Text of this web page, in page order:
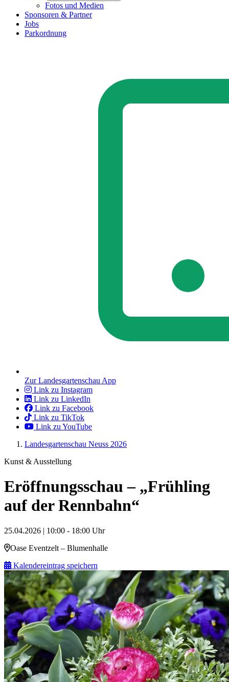
Fotos und Medien
Sponsoren & Partner
Jobs
Parkordnung
Zur Landesgartenschau App
Link zu Instagram
Link zu LinkedIn
Link zu Facebook
Link zu TikTok
Link zu YouTube
Landesgartenschau Neuss 2026
Kunst & Ausstellung
Eröffnungsschau – „Frühling
auf der Rennbahn“
25.04.2026 | 10:00 - 18:00 Uhr
Oase Eventzelt – Blumenhalle
Kalendereintrag speichern